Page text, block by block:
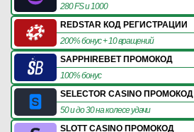
280 FS и 1000
REDSTAR КОД РЕГИСТРАЦИИ
200% бонус + 10 вращений
SAPPHIREBET ПРОМОКОД
100% бонус
SELECTOR CASINO ПРОМОКОД
50 и до 30 на колесе удачи
SLOTT CASINO ПРОМОКОД